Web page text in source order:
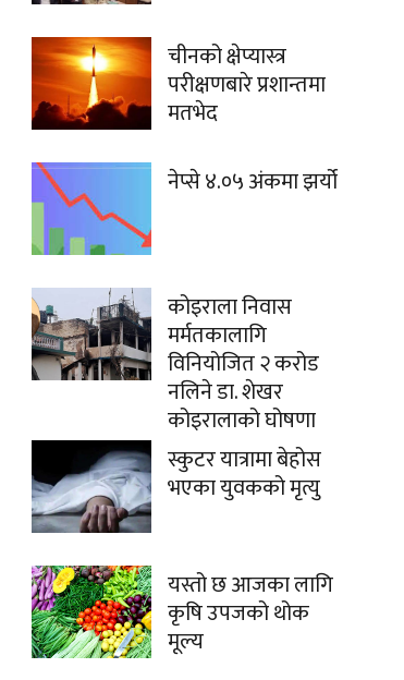
चीनको क्षेप्यास्त्र
परीक्षणबारे प्रशान्तमा
मतभेद
नेप्से ४.०५ अंकमा झर्यो
कोइराला निवास
मर्मतकालागि
विनियोजित २ करोड
नलिने डा. शेखर
कोइरालाको घोषणा
स्कुटर यात्रामा बेहोस
भएका युवकको मृत्यु
यस्तो छ आजका लागि
कृषि उपजको थोक
मूल्य